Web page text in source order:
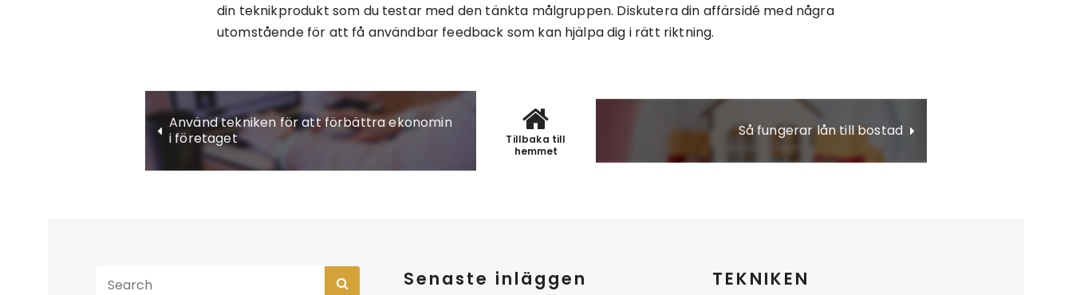
din teknikprodukt som du testar med den tänkta målgruppen. Diskutera din affärsidé med några
utomstående för att få användbar feedback som kan hjälpa dig i rätt riktning.
Använd tekniken för att förbättra ekonomin
i företaget
Tillbaka till
hemmet
Så fungerar lån till bostad
Senaste inläggen TEKNIKEN